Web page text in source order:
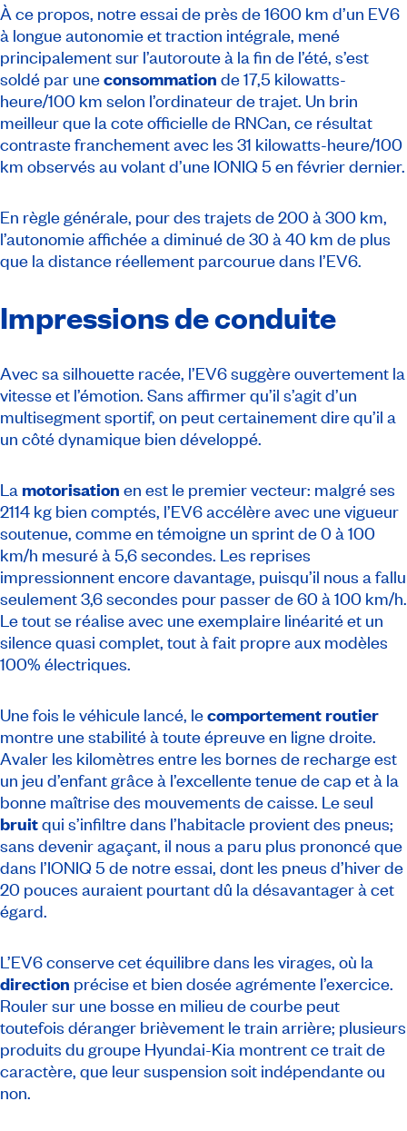
À ce propos, notre essai de près de 1600 km d’un EV6
à longue autonomie et traction intégrale, mené
principalement sur l’autoroute à la fin de l’été, s’est
soldé par uneconsommation de 17,5 kilowatts-
heure/100 km selon l’ordinateur de trajet. Un brin
meilleur que la cote officielle de RNCan, ce résultat
contraste franchement avec les 31 kilowatts-heure/100
km observés au volant d’une IONIQ 5 en février dernier.
En règle générale, pour des trajets de 200 à 300 km,
l’autonomie affichée a diminué de 30 à 40 km de plus
que la distance réellement parcourue dans l’EV6.
Impressions de conduite
Avec sa silhouette racée, l’EV6 suggère ouvertement la
vitesse et l’émotion. Sans affirmer qu’il s’agit d’un
multisegment sportif, on peut certainement dire qu’il a
un côté dynamique bien développé.
La motorisation en est le premier vecteur: malgré ses
2114 kg bien comptés, l’EV6 accélère avec une vigueur
soutenue, comme en témoigne un sprint de 0 à 100
km/h mesuré à 5,6 secondes. Les reprises
impressionnent encore davantage, puisqu’il nous a fallu
seulement 3,6 secondes pour passer de 60 à 100 km/h.
Le tout se réalise avec une exemplaire linéarité et un
silence quasi complet, tout à fait propre aux modèles
100% électriques.
Une fois le véhicule lancé, lecomportement routier
montre une stabilité à toute épreuve en ligne droite.
Avaler les kilomètres entre les bornes de recharge est
un jeu d’enfant grâce à l’excellente tenue de cap et à la
bonne maîtrise des mouvements de caisse. Le seul
bruitqui s’infiltre dans l’habitacle provient des pneus;
sans devenir agaçant, il nous a paru plus prononcé que
dans l’IONIQ 5 de notre essai, dont les pneus d’hiver de
20 pouces auraient pourtant dû la désavantager à cet
égard.
L’EV6 conserve cet équilibre dans les virages, où la
direction précise et bien dosée agrémente l’exercice.
Rouler sur une bosse en milieu de courbe peut
toutefois déranger brièvement le train arrière; plusieurs
produits du groupe Hyundai-Kia montrent ce trait de
caractère, que leur suspension soit indépendante ou
non.